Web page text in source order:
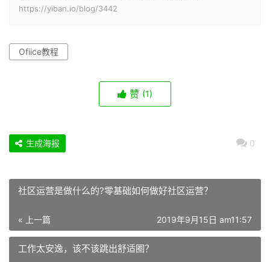
https://yiban.io/blog/3442
Ofiice教程
赞 (1)
0
生成海报
社区运营是做什么的?零基础如何做好社区运营？
« 上一篇 2019年9月15日 am11:57
工作太安逸，该不该跳出舒适圈？